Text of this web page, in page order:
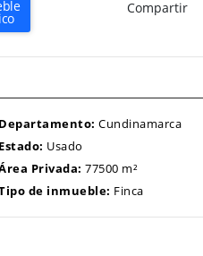
Compartir
Departamento: Cundinamarca
Estado: Usado
Privada: 77500 m²
de inmueble: Finca